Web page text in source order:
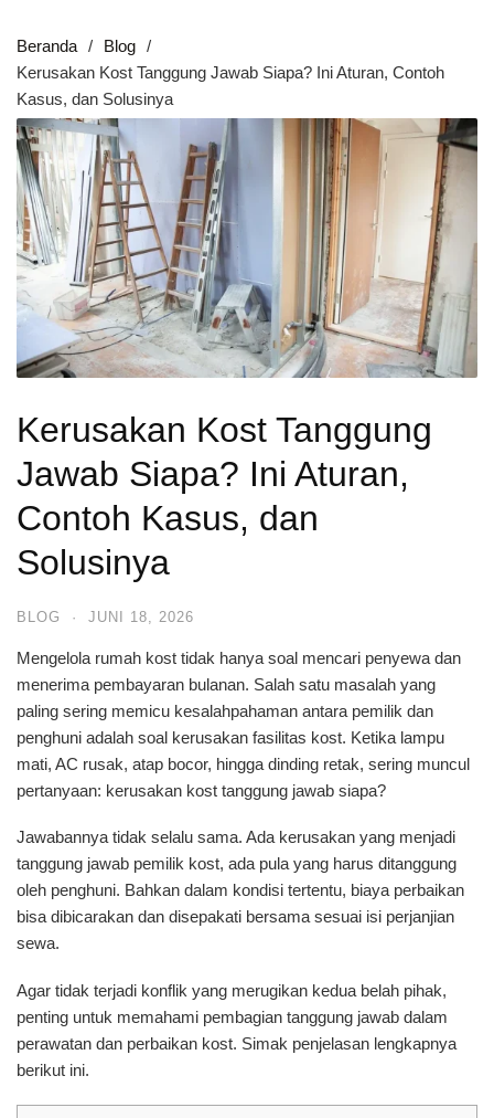
Beranda
Blog
Kerusakan Kost Tanggung Jawab Siapa? Ini Aturan, Contoh
Kasus, dan Solusinya
Kerusakan Kost Tanggung
Jawab Siapa? Ini Aturan,
Contoh Kasus, dan
Solusinya
BLOG · JUNI 18, 2026
Mengelola rumah kost tidak hanya soal mencari penyewa dan
menerima pembayaran bulanan. Salah satu masalah yang
paling sering memicu kesalahpahaman antara pemilik dan
penghuni adalah soal kerusakan fasilitas kost. Ketika lampu
mati, AC rusak, atap bocor, hingga dinding retak, sering muncul
pertanyaan: kerusakan kost tanggung jawab siapa?
Jawabannya tidak selalu sama. Ada kerusakan yang menjadi
tanggung jawab pemilik kost, ada pula yang harus ditanggung
oleh penghuni. Bahkan dalam kondisi tertentu, biaya perbaikan
bisa dibicarakan dan disepakati bersama sesuai isi perjanjian
sewa.
Agar tidak terjadi konflik yang merugikan kedua belah pihak,
penting untuk memahami pembagian tanggung jawab dalam
perawatan dan perbaikan kost. Simak penjelasan lengkapnya
berikut ini.